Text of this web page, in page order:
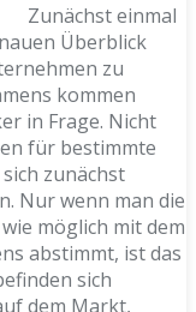
Zunächst einmal
Überblick
zu
kommen
in Frage. Nicht
für bestimmte
zunächst
Nur wenn man die
möglich mit dem
abstimmt, ist das
sich
dem Markt,